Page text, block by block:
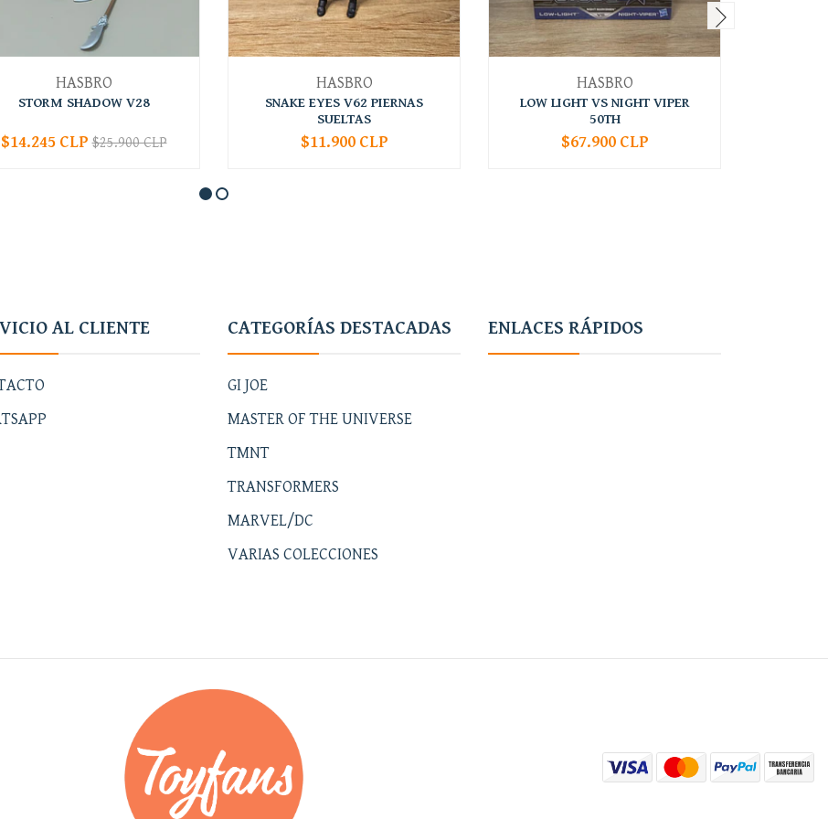
HASBRO
STORM SHADOW V28
+
$14.245 CLP$25.900 CLP
HASBRO
SNAKE EYES V62 PIERNAS
SUELTAS
+
$11.900 CLP
HASBRO
LOW LIGHT VS NIGHT VIPER
50TH
+
$67.900 CLP
AL CLIENTE CATEGORÍAS DESTACADAS
GI JOE
MASTER OF THE UNIVERSE
TMNT
TRANSFORMERS
MARVEL/DC
VARIAS COLECCIONES
ENLACES RÁPIDOS